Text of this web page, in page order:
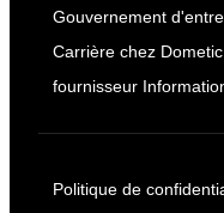
Gouvernement
Carrière chez Dometic
fournisseur
Politique de